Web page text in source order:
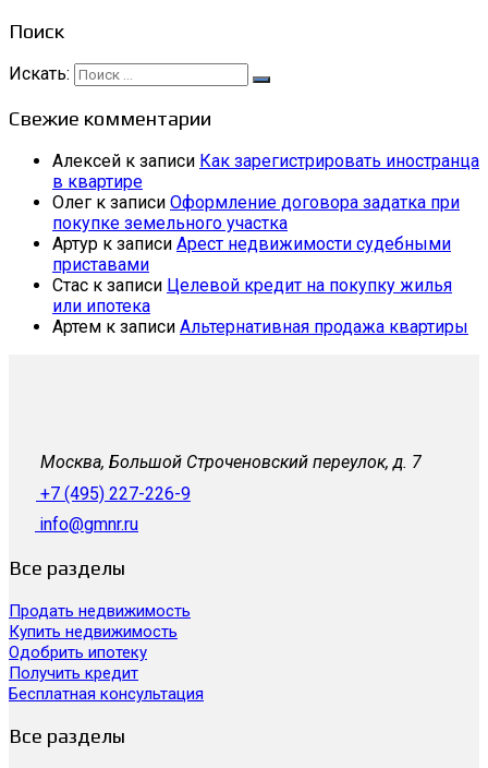
Поиск
Искать:
Свежие комментарии
Алексей к записи Как зарегистрировать иностранца
в квартире
Олег к записи Оформление договора задатка при
покупке земельного участка
Артур к записи Арест недвижимости судебными
приставами
Стас к записи Целевой кредит на покупку жилья
или ипотека
Артем к записи Альтернативная продажа квартиры
Москва, Большой Строченовский переулок, д. 7
+7 (495) 227-226-9
info@gmnr.ru
Все разделы
Продать недвижимость
Купить недвижимость
Одобрить ипотеку
Получить кредит
Бесплатная консультация
Все разделы